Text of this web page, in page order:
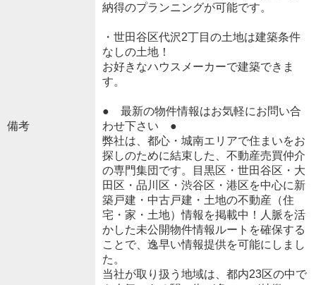
備考
納得のプランニングが可能です。
・世田谷区代沢2丁目の土地は建築条件
なしの土地！
お好きなハウスメーカーで建築できま
す。
● 最新の物件情報はお気軽にお問い合
わせ下さい ●
弊社は、都心・城南エリアで住まいをお
探しのために結束した、不動産売買仲介
の専門集団です。目黒区・世田谷区・大
田区・品川区・渋谷区・港区を中心に新
築戸建・中古戸建・土地の不動産（住
宅・家・土地）情報を掲載中！人脈を活
かした未公開物件情報ルートを確保する
ことで、逸早い情報提供を可能にしまし
た。
当社が取り扱う地域は、都内23区の中で